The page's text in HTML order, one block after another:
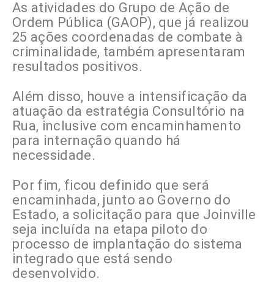
As atividades do Grupo de Ação de
Ordem Pública (GAOP), que já realizou
25 ações coordenadas de combate à
criminalidade, também apresentaram
resultados positivos.
Além disso, houve a intensificação da
atuação da estratégia Consultório na
Rua, inclusive com encaminhamento
para internação quando há
necessidade.
Por fim, ficou definido que será
encaminhada, junto ao Governo do
Estado, a solicitação para que Joinville
seja incluída na etapa piloto do
processo de implantação do sistema
integrado que está sendo
desenvolvido.